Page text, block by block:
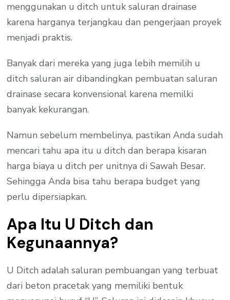
menggunakan u ditch untuk saluran drainase
karena harganya terjangkau dan pengerjaan proyek
menjadi praktis.
Banyak dari mereka yang juga lebih memilih u
ditch saluran air dibandingkan pembuatan saluran
drainase secara konvensional karena memilki
banyak kekurangan.
Namun sebelum membelinya, pastikan Anda sudah
mencari tahu apa itu u ditch dan berapa kisaran
harga biaya u ditch per unitnya di Sawah Besar.
Sehingga Anda bisa tahu berapa budget yang
perlu dipersiapkan.
Apa Itu U Ditch dan
Kegunaannya?
U Ditch adalah saluran pembuangan yang terbuat
dari beton pracetak yang memiliki bentuk